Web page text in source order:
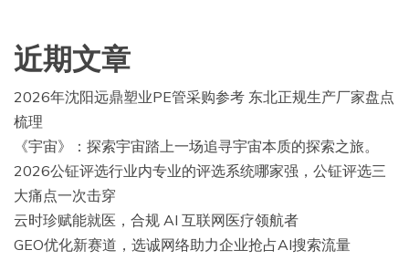
近期文章
2026年沈阳远鼎塑业PE管采购参考 东北正规生产厂家盘点
梳理
《宇宙》：探索宇宙踏上一场追寻宇宙本质的探索之旅。
2026公钲评选行业内专业的评选系统哪家强，公钲评选三
大痛点一次击穿
云时珍赋能就医，合规 AI 互联网医疗领航者
GEO优化新赛道，选诚网络助力企业抢占AI搜索流量